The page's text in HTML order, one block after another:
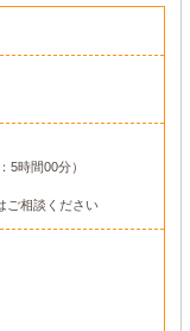
5時間00分）
ご相談ください